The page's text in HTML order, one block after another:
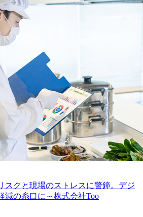
スクと現場のストレスに警鐘。デジ
減の糸口に～株式会社Too